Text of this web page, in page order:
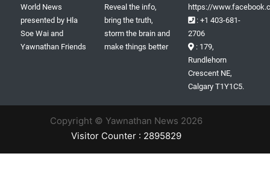
World News
presented by Hla
Soe Wai and
Yawnathan Friends
Reveal the info,
bring the truth,
storm the brain and
make things better
https://
: +1 403-681-
2706
: 179,
Rundlehorn
Crescent NE,
Calgary T1Y1C5.
Copyright © Yawnathan News 2026
Visitor Counter : 2895829